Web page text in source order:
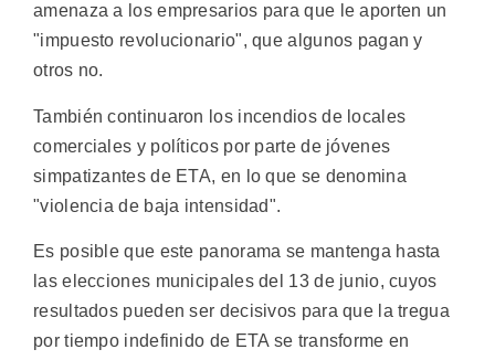
amenaza a los empresarios para que le aporten un
"impuesto revolucionario", que algunos pagan y
otros no.
También continuaron los incendios de locales
comerciales y políticos por parte de jóvenes
simpatizantes de ETA, en lo que se denomina
"violencia de baja intensidad".
Es posible que este panorama se mantenga hasta
las elecciones municipales del 13 de junio, cuyos
resultados pueden ser decisivos para que la tregua
por tiempo indefinido de ETA se transforme en